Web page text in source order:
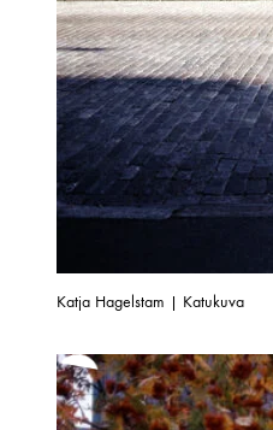
Katja Hagelstam | Katukuva